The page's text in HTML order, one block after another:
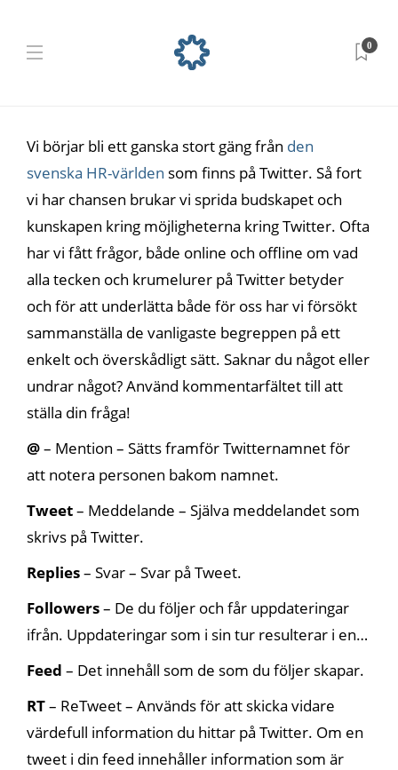
0
Vi börjar bli ett ganska stort gäng från den
svenska HR-världen som finns på Twitter. Så fort
vi har chansen brukar vi sprida budskapet och
kunskapen kring möjligheterna kring Twitter. Ofta
har vi fått frågor, både online och offline om vad
alla tecken och krumelurer på Twitter betyder
och för att underlätta både för oss har vi försökt
sammanställa de vanligaste begreppen på ett
enkelt och överskådligt sätt. Saknar du något eller
undrar något? Använd kommentarfältet till att
ställa din fråga!
@– Mention – Sätts framför Twitternamnet för
att notera personen bakom namnet.
Tweet– Meddelande – Själva meddelandet som
skrivs på Twitter.
Replies– Svar – Svar på Tweet.
Followers– De du följer och får uppdateringar
ifrån. Uppdateringar som i sin tur resulterar i en…
Feed – Det innehåll som de som du följer skapar.
RT– ReTweet – Används för att skicka vidare
värdefull information du hittar på Twitter. Om en
tweet i din feed innehåller information som är